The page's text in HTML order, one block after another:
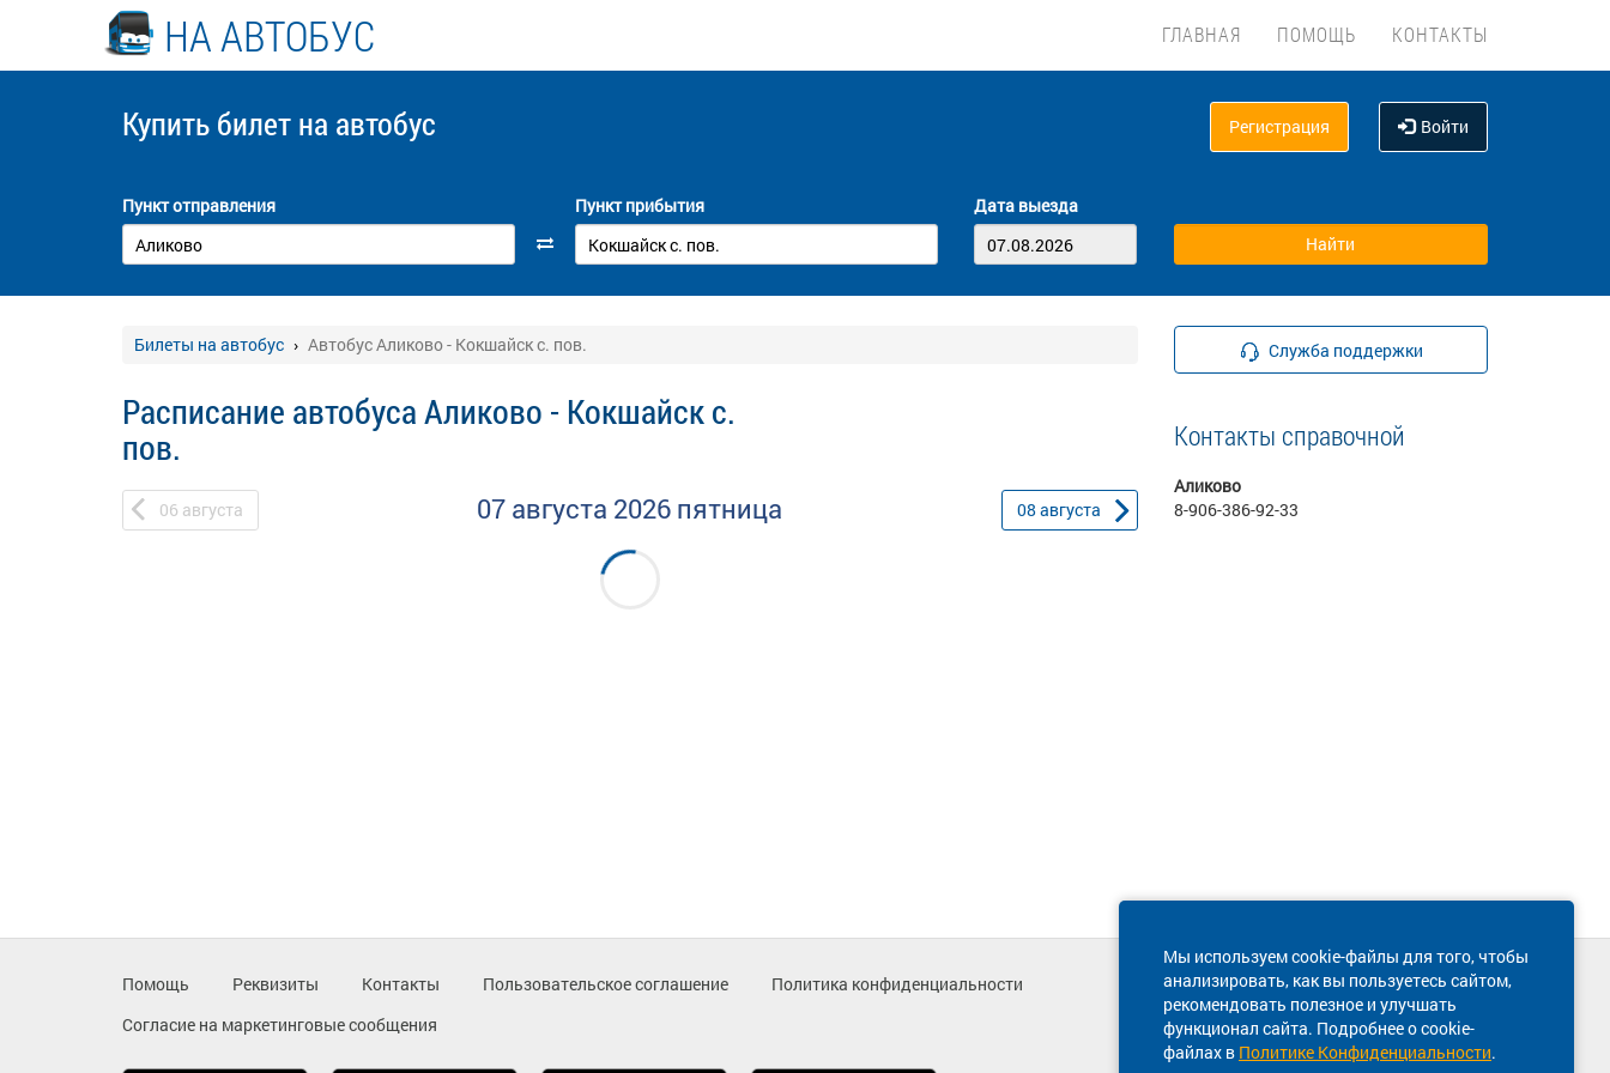
НА АВТОБУС ГЛАВНАЯ ПОМОЩЬ КОНТАКТЫ
Купить билет на автобус Регистрация Войти
Пункт отправления Пункт прибытия Дата выезда
Билеты на автобус Автобус Аликово - Кокшайск с. пов.
Расписание автобуса Аликово - Кокшайск с.
пов.
06 августа 07 августа 2026 пятница 08 августа
Служба поддержки
Контакты справочной
Аликово
8-906-386-92-33
Мы используем cookie-файлы для того, чтобы
анализировать, как вы пользуетесь сайтом,
рекомендовать полезное и улучшать
функционал сайта. Подробнее о cookie-
файлах в Политике Конфиденциальности.
Помощь Реквизиты Контакты Пользовательское соглашение
Политика конфиденциальности
Согласие на маркетинговые сообщения
Техническая поддержка сайта
8 800 600-03-38